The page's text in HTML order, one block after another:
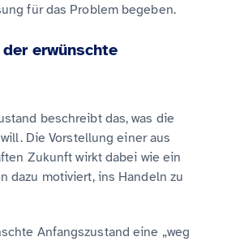
für das Problem begeben.
erwünschte
beschreibt das, was die
Die Vorstellung einer aus
Zukunft wirkt dabei wie ein
dazu motiviert, ins Handeln zu
Anfangszustand eine „weg